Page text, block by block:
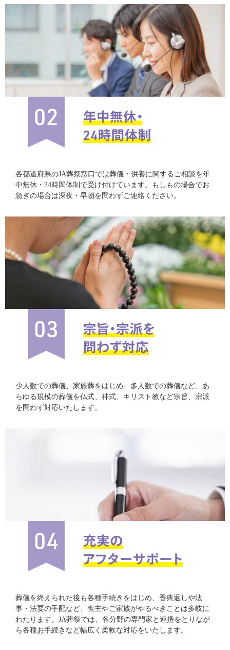
各都道府県のJA葬祭窓口では葬儀・供養に関するご相談を年
中無休・24時間体制で受け付けています。もしもの場合でお
急ぎの場合は深夜・早朝を問わずご連絡ください。
少人数での葬儀、家族葬をはじめ、多人数での葬儀など、あ
らゆる規模の葬儀を仏式、神式、キリスト教など宗旨、宗派
を問わず対応いたします。
葬儀を終えられた後も各種手続きをはじめ、香典返しや法
事・法要の手配など、喪主やご家族がやるべきことは多岐に
わたります。JA葬祭では、各分野の専門家と連携をとりなが
ら各種お手続きなど幅広く柔軟な対応をいたします。